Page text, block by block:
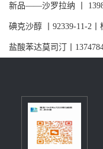
新品——沙罗拉纳 丨
碘克沙醇 丨92339-11-2
通药业董浩
盐酸苯达莫司汀丨